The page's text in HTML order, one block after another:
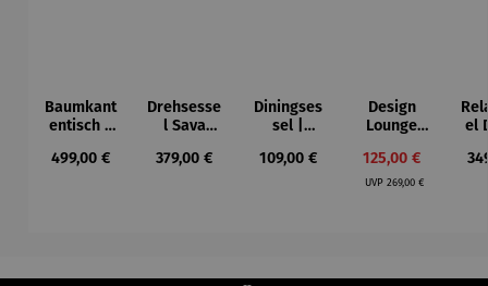
Baumkant
entisch |
Bein
Regulärer Preis:
499,00 €
Drehsesse
l Sava
Fußhocker
Regulärer Preis:
379,00 €
Diningses
sel |
Ginosa
Regulärer Preis:
109,00 €
Design
Lounge
Loconia
Verkaufspreis:
125,00 €
UVP Regulärer Preis:
269,00 €
el